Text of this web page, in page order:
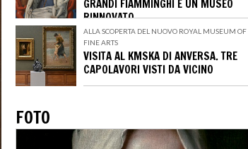
GRANDI FIAMMINGHI E UN MUSEO
RINNOVATO
ALLA SCOPERTA DEL NUOVO ROYAL MUSEUM OF
FINE ARTS
VISITA AL KMSKA DI ANVERSA. TRE
CAPOLAVORI VISTI DA VICINO
FOTO